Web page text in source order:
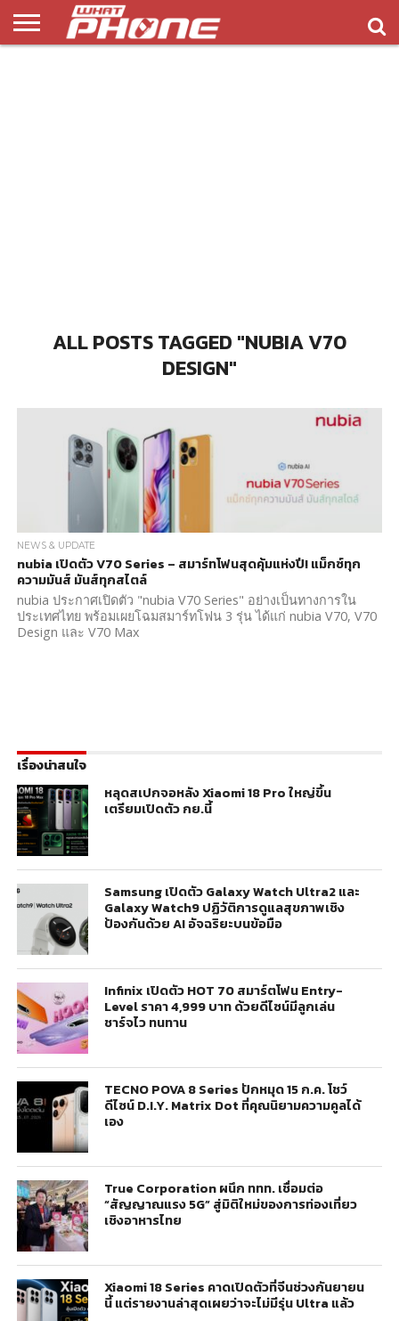
ALL POSTS TAGGED "NUBIA V70
DESIGN"
NEWS & UPDATE
nubia เปิดตัว V70 Series – สมาร์ทโฟนสุดคุ้มแห่งปี! แม็กซ์ทุก
ความมันส์ มันส์ทุกสไตล์
nubia ประกาศเปิดตัว "nubia V70 Series" อย่างเป็นทางการใน
ประเทศไทย พร้อมเผยโฉมสมาร์ทโฟน 3 รุ่น ได้แก่ nubia V70, V70
Design และ V70 Max
เรื่องน่าสนใจ
หลุดสเปกจอหลัง Xiaomi 18 Pro ใหญ่ขึ้น
เตรียมเปิดตัว กย.นี้
Samsung เปิดตัว Galaxy Watch Ultra2 และ
Galaxy Watch9 ปฏิวัติการดูแลสุขภาพเชิง
ป้องกันด้วย AI อัจฉริยะบนข้อมือ
Infinix เปิดตัว HOT 70 สมาร์ตโฟน Entry-
Level ราคา 4,999 บาท ด้วยดีไซน์มีลูกเล่น
ชาร์จไว ทนทาน
TECNO POVA 8 Series ปักหมุด 15 ก.ค. โชว์
ดีไซน์ D.I.Y. Matrix Dot ที่คุณนิยามความคูลได้
เอง
True Corporation ผนึก ททท. เชื่อมต่อ
“สัญญาณแรง 5G” สู่มิติใหม่ของการท่องเที่ยว
เชิงอาหารไทย
Xiaomi 18 Series คาดเปิดตัวที่จีนช่วงกันยายน
นี้ แต่รายงานล่าสุดเผยว่าจะไม่มีรุ่น Ultra แล้ว